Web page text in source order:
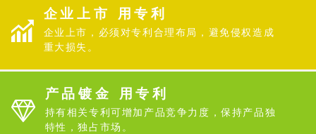
企业上市 用专利
企业上市，必须对专利合理布局，避免侵权造成
重大损失。
产品镀金 用专利
持有相关专利可增加产品竞争力度，保持产品独
特性，独占市场。